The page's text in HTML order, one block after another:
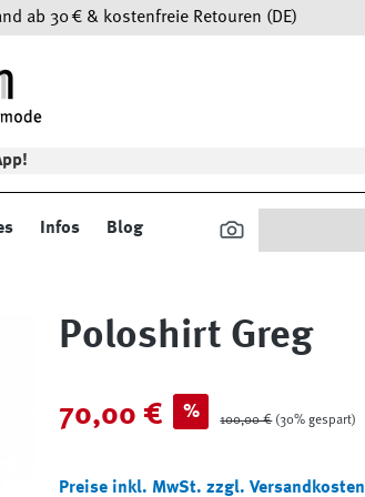
ab 30 € & kostenfreie Retouren (DE)
Infos Blog
Poloshirt Greg
Verkaufspreis:
70,00 € % Regulärer Preis:
100,00 € (30% gespart)
Preise inkl. MwSt. zzgl. Versandkosten